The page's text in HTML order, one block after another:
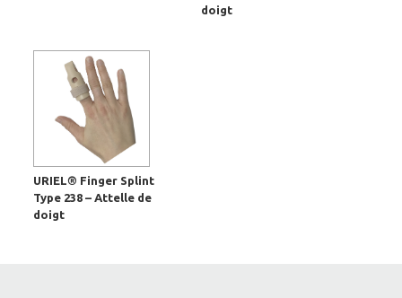
doigt
URIEL® Finger Splint
Type 238 – Attelle de
doigt